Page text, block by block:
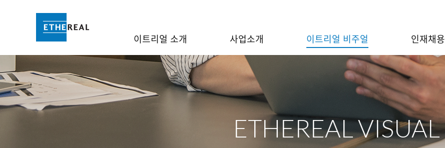
이트리얼 소개 사업소개 이트리얼 비주얼 인재채용
ETHEREAL VISUAL